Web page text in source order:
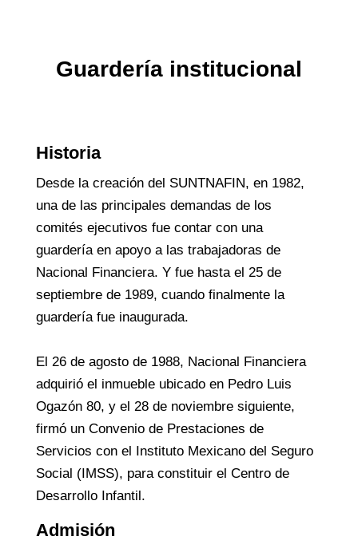
Guardería institucional
Historia
Desde la creación del SUNTNAFIN, en 1982,
una de las principales demandas de los
comités ejecutivos fue contar con una
guardería en apoyo a las trabajadoras de
Nacional Financiera. Y fue hasta el 25 de
septiembre de 1989, cuando finalmente la
guardería fue inaugurada.
El 26 de agosto de 1988, Nacional Financiera
adquirió el inmueble ubicado en Pedro Luis
Ogazón 80, y el 28 de noviembre siguiente,
firmó un Convenio de Prestaciones de
Servicios con el Instituto Mexicano del Seguro
Social (IMSS), para constituir el Centro de
Desarrollo Infantil.
Admisión